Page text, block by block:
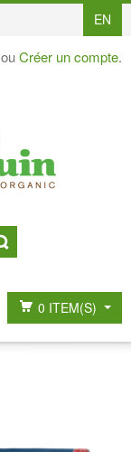
EN
ouCréer un compte.
0 ITEM(S)